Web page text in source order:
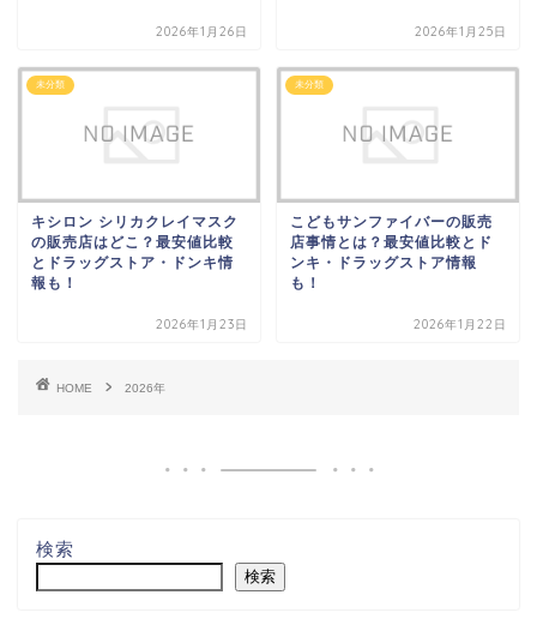
2026年1月26日 2026年1月25日
未分類
キシロン シリカクレイマスク
の販売店はどこ？最安値比較
とドラッグストア・ドンキ情
報も！
2026年1月23日
未分類
こどもサンファイバーの販売
店事情とは？最安値比較とド
ンキ・ドラッグストア情報
も！
2026年1月22日
HOME 2026年
検索
検索